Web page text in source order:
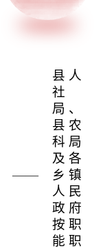
——
县人
社
局、
县农
科局
及各
乡镇
人民
政府
按职
能职